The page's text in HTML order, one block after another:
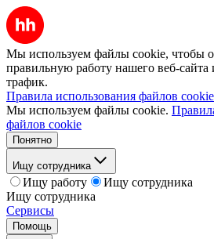
Мы используем файлы cookie, чтобы
правильную работу нашего веб-сайта
трафик.
Правила использования файлов cookie
Мы используем файлы cookie.
файлов cookie
Понятно
Ищу сотрудника
Ищу работу
Ищу сотрудника
Ищу сотрудника
Сервисы
Помощь